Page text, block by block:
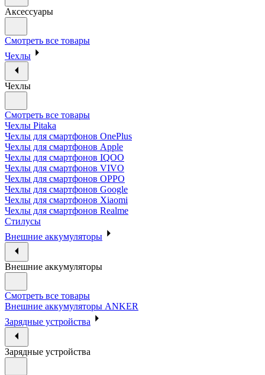
Аксессуары
Смотреть все товары
Чехлы
Чехлы
Смотреть все товары
Чехлы Pitaka
Чехлы для смартфонов OnePlus
Чехлы для смартфонов Apple
Чехлы для смартфонов IQOO
Чехлы для смартфонов VIVO
Чехлы для смартфонов OPPO
Чехлы для смартфонов Google
Чехлы для смартфонов Xiaomi
Чехлы для смартфонов Realme
Стилусы
Внешние аккумуляторы
Внешние аккумуляторы
Смотреть все товары
Внешние аккумуляторы ANKER
Зарядные устройства
Зарядные устройства